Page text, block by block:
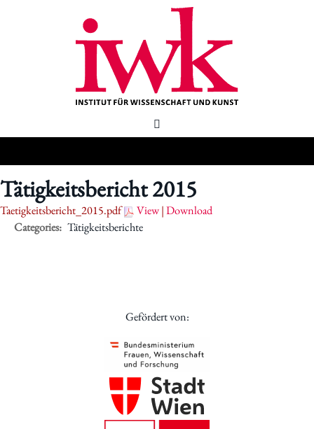
Tätigkeitsbericht 2015
Taetigkeitsbericht_2015.pdf View|Download
Categories: Tätigkeitsberichte
Gefördert von: